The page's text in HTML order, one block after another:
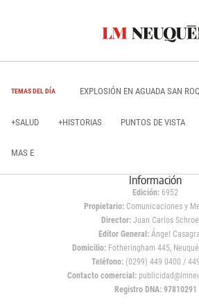
TEMAS DEL DÍA EXPLOSIÓN EN AGUADA SAN
+SALUD +HISTORIAS PUNTOS DE VISTA
MAS E
Información
Edición: 6952
Propietario:Comunicaciones y
Director: Juan Carlos
Editor General:Ángel
Domicilio:Fotheringham 445,
Teléfono: (0299) 449 0400 /
Contacto comercial:
Registro DNA: 97810291